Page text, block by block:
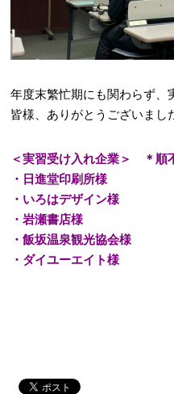
年度末繁忙期にも関わらず、
皆様、ありがとうございまし
＜実習受け入れ企業＞ ＊順
・日進堂印刷所様
・いろはデザイン様
・岩瀬書店様
・飯坂温泉観光協会様
・ダイユーエイト様